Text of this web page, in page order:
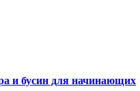
и бусин для начинающих